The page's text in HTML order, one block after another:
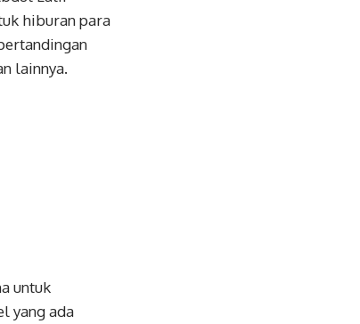
hiburan para
lainnya.
untuk
yang ada